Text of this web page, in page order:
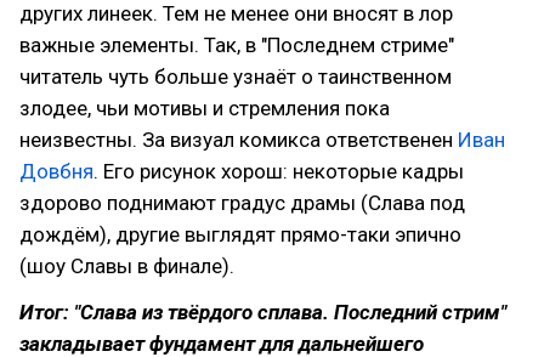
других линеек. Тем не менее они вносят в лор
важные элементы. Так, в "Последнем стриме"
читатель чуть больше узнаёт о таинственном
злодее, чьи мотивы и стремления пока
неизвестны. За визуал комикса ответственен Иван
Довбня. Его рисунок хорош: некоторые кадры
здорово поднимают градус драмы (Слава под
дождём), другие выглядят прямо-таки эпично
(шоу Славы в финале).
Итог: "Слава из твёрдого сплава. Последний стрим"
закладывает фундамент для дальнейшего